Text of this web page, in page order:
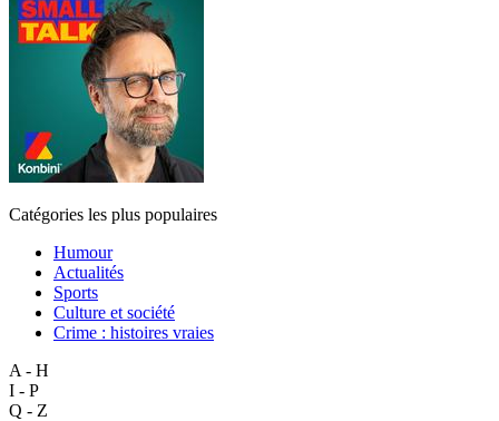
Catégories les plus populaires
Humour
Actualités
Sports
Culture et société
Crime : histoires vraies
A - H
I - P
Q - Z